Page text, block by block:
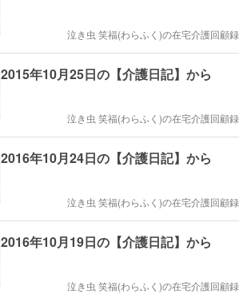
泣き虫 笑福(わらふく)の在宅介護回顧録
2015年10月25日の【介護日記】から
泣き虫 笑福(わらふく)の在宅介護回顧録
2016年10月24日の【介護日記】から
泣き虫 笑福(わらふく)の在宅介護回顧録
2016年10月19日の【介護日記】から
泣き虫 笑福(わらふく)の在宅介護回顧録